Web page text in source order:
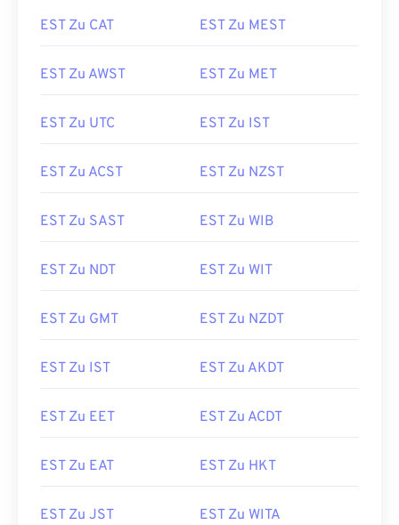
EST Zu CAT EST Zu MEST
EST Zu AWST EST Zu MET
EST Zu UTC EST Zu IST
EST Zu ACST EST Zu NZST
EST Zu SAST EST Zu WIB
EST Zu NDT EST Zu WIT
EST Zu GMT EST Zu NZDT
EST Zu IST EST Zu AKDT
EST Zu EET EST Zu ACDT
EST Zu EAT EST Zu HKT
EST Zu JST EST Zu WITA